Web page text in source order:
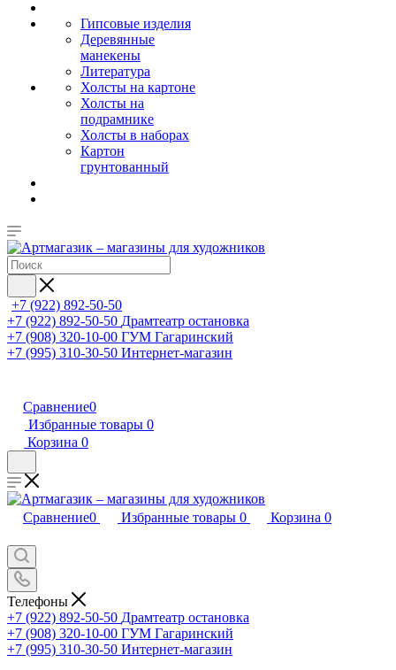
Гипсовые изделия
Деревянные
манекены
Литература
Холсты на картоне
Холсты на
подрамнике
Холсты в наборах
Картон
грунтованный
+7 (922) 892-50-50
+7 (922) 892-50-50 Драмтеатр остановка
+7 (908) 320-10-00 ГУМ Гагаринский
+7 (995) 310-30-50 Интернет-магазин
Сравнение0
Избранные товары 0
Корзина 0
Сравнение0 Избранные товары 0 Корзина 0
Телефоны
+7 (922) 892-50-50 Драмтеатр остановка
+7 (908) 320-10-00 ГУМ Гагаринский
+7 (995) 310-30-50 Интернет-магазин